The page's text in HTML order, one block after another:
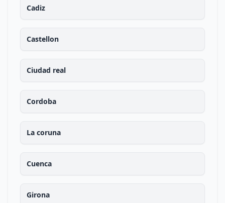
Cadiz
Castellon
Ciudad real
Cordoba
La coruna
Cuenca
Girona